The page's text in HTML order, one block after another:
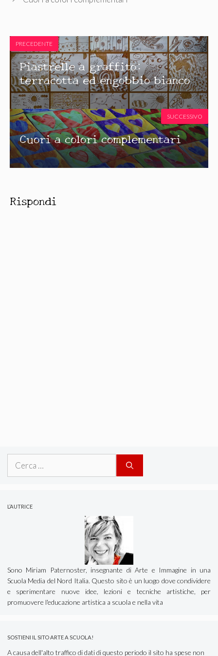
PRECEDENTE
Piastrelle a graffito:
terracotta ed engobbio bianco
Cuori a colori complementari
SUCCESSIVO
Rispondi
per:
L’AUTRICE
Sono Miriam Paternoster, insegnante di Arte e Immagine in una
Scuola Media del Nord Italia. Questo sito è un luogo dove condividere
e sperimentare nuove idee, lezioni e tecniche artistiche, per
promuovere l'educazione artistica a scuola e nella vita
SOSTIENI IL SITO ARTE A SCUOLA!
A causa dell'alto traffico di dati di questo periodo il sito ha spese non